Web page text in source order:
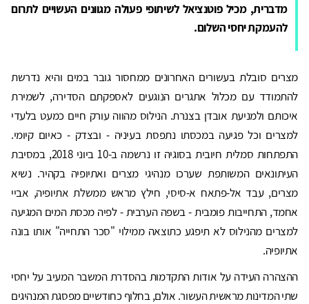
מדברית, מכיל פוטנציאל לשיתופי פעולה מגוונים העשויים לתרום
להעמקת יחסי השלום.
מצרים סובלת בעשורים האחרונים ממחסור גובר במים והיא נדרשת
להתמודד עם מכלול אתגרים הנוגעים לאספקתם הסדירה, לשמירת
איכותם ולמניעת אובדן בצנרת. הנילוס מהווה עורק חיים כמעט בלעדי
למצרים וכל פגיעה במכסתו נתפסת בעיניה - ובצדק - כאיום קיומי.
התפתחות סמלית חיובית בסוגיה זו נרשמה ב-10 ביוני 2018, במסיבת
העיתונאים המשותפת שערכו מנהיגי מצרים ואתיופיה בקהיר. נשיא
מצרים, עבד אל-פתאח א-סיסי, חילץ מראש ממשלת אתיופיה, אביי
אחמד, התחייבות פומבית - בשפה הערבית - לפיה מכסת המים המגיעה
למצרים מהנילוס לא תיפגע כתוצאה ממילוי "סכר התחייה" אותו בונה
אתיופיה.
ההצהרה העידה על אודות התקדמות בהסדרת המשבר המעיב על יחסי
שתי המדינות מראשית העשור. אולם, בחלוף כחודשיים מפסגת המנהיגים